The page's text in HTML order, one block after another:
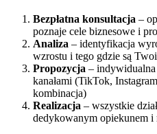
Bezpłatna konsultacja –
poznaje cele biznesowe i
Analiza – identyfikacja
wzrostu i tego gdzie są
Propozycja – indywidualna
kanałami (TikTok,
kombinacja)
Realizacja – wszystkie
dedykowanym opiekunem i